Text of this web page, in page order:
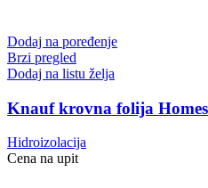
Dodaj na poređenje
Brzi pregled
Dodaj na listu želja
Knauf krovna folija
Hidroizolacija
Cena na upit